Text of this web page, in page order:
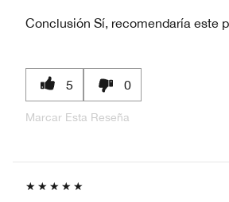
Conclusión Sí, recomendaría este
5 0
Marcar Esta Reseña